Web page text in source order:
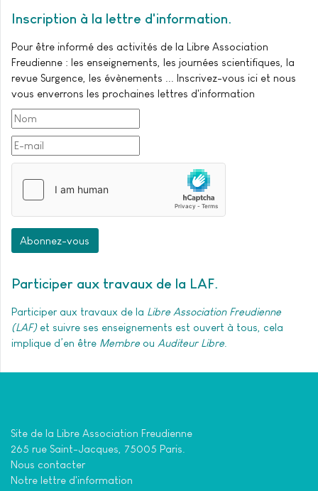
Inscription à la lettre d'information
Pour être informé des activités de la Libre Association
Freudienne : les enseignements, les journées scientifiques, la
revue Surgence, les évènements ... Inscrivez-vous ici et nous
vous enverrons les prochaines lettres d'information
Abonnez-vous
Participer aux travaux de la LAF
Participer aux travaux de la Libre Association Freudienne
(LAF)et suivre ses enseignements est ouvert à tous, cela
implique d’en être Membre ou Auditeur Libre
Site de la Libre Association Freudienne
265 rue Saint-Jacques, 75005 Paris.
Nous contacter
Notre lettre d'information